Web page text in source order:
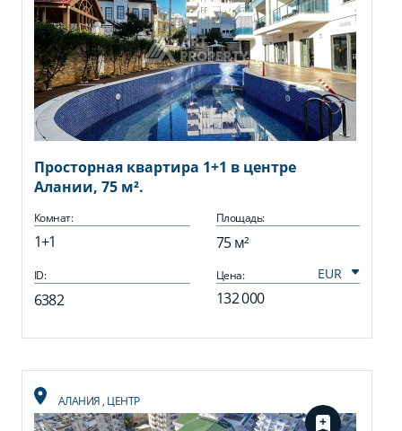
Просторная квартира 1+1 в центре
Алании, 75 м².
Комнат:
1+1
Площадь:
75 м²
ID:
6382
Цена:
132 000
АЛАНИЯ, ЦЕНТР